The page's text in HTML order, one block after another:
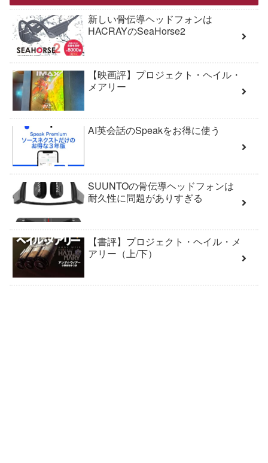
新しい骨伝導ヘッドフォンは
HACRAYのSeaHorse2
【映画評】プロジェクト・ヘイル・
メアリー
AI英会話のSpeakをお得に使う
SUUNTOの骨伝導ヘッドフォンは
耐久性に問題がありすぎる
【書評】プロジェクト・ヘイル・メ
アリー（上/下）